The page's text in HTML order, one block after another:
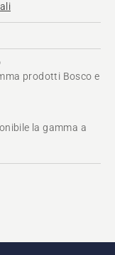
prodotti Bosco e
la gamma a